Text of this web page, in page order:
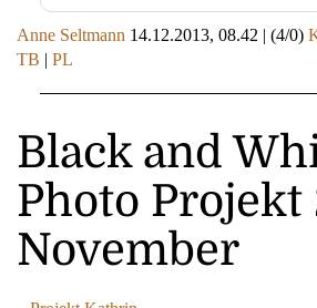
Anne Seltmann 14.12.2013, 08.42 | (4/0)
TB | PL
Black and
Photo Projekt
November